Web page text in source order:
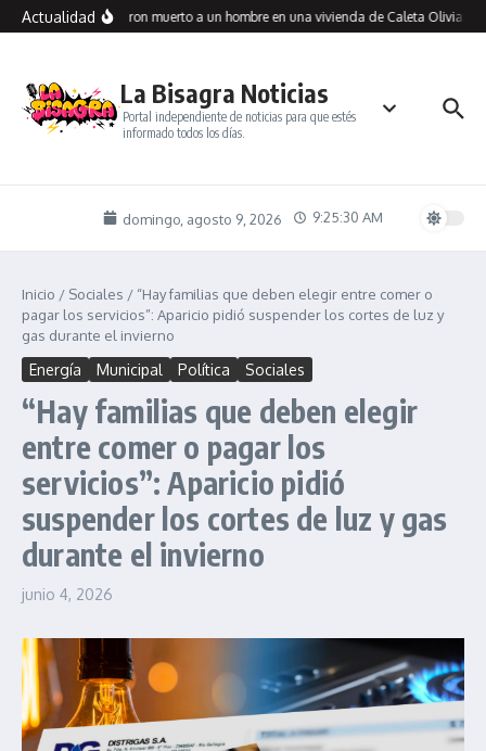
Saltar al contenido
ActualidadEncontraron muerto a un hombre en una vivienda de Caleta Olivia:
La Bisagra Noticias
Portal independiente de noticias para que estés
informado todos los días.
domingo, agosto 9, 2026 9:25:30 AM
Inicio / Sociales / “Hay familias que deben elegir entre comer o
pagar los servicios”: Aparicio pidió suspender los cortes de luz y
gas durante el invierno
Energía Municipal Política Sociales
“Hay familias que deben elegir
entre comer o pagar los
servicios”: Aparicio pidió
suspender los cortes de luz y gas
durante el invierno
junio 4, 2026